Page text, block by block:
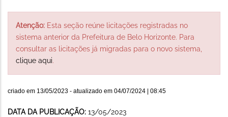
Atenção: Esta seção reúne licitações registradas no
sistema anterior da Prefeitura de Belo Horizonte. Para
consultar as licitações já migradas para o novo sistema,
clique aqui.
criado em 13/05/2023 - atualizado em 04/07/2024 | 08:45
DATA DA PUBLICAÇÃO: 13/05/2023